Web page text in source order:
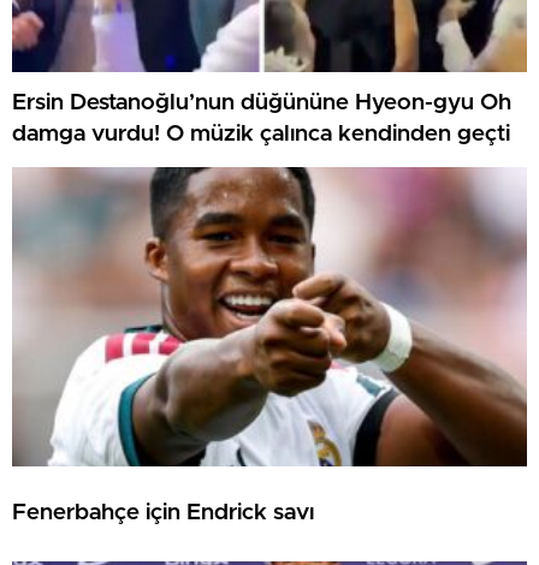
Ersin Destanoğlu’nun düğününe Hyeon-gyu Oh
damga vurdu! O müzik çalınca kendinden geçti
Fenerbahçe için Endrick savı